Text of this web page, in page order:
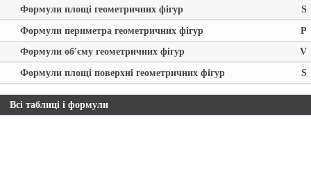
Формули площі геометричних фігур
S
Формули периметра геометричних фігур
P
Формули об'єму геометричних фігур
V
Формули площі поверхні геометричних фігур
S
Всі таблиці і формули